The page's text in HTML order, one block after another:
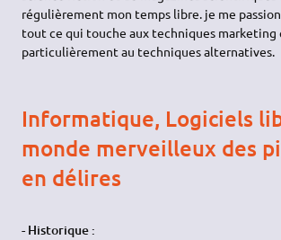
régulièrement mon temps libre. je me
tout ce qui touche aux techniques marketing
particulièrement au techniques alternatives.
Informatique, Logiciels
monde merveilleux des
en délires
- Historique :